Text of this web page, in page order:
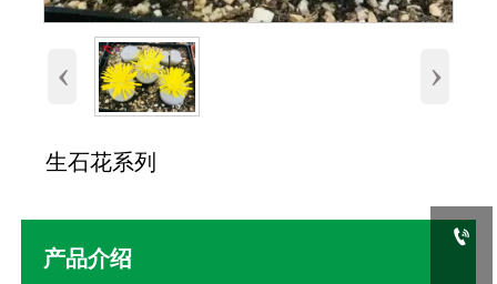
‹ ›
生石花系列
产品介绍
